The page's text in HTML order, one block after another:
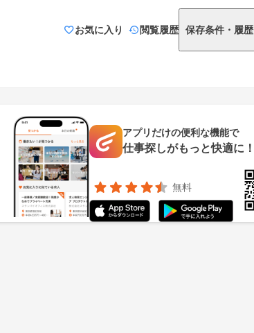
お気に入り 閲覧履歴 保存条件・履歴
アプリだけの便利な機能で
仕事探しがもっと快適に！
無料